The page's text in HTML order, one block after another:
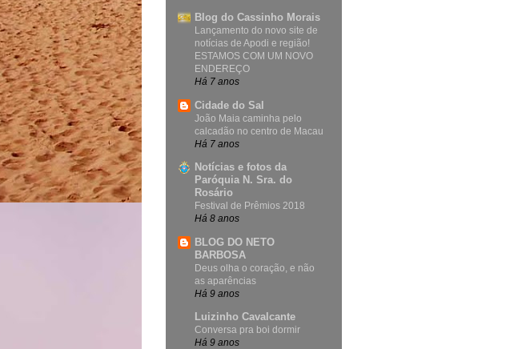
Blog do Cassinho Morais
Lançamento do novo site de
notícias de Apodi e região!
ESTAMOS COM UM NOVO
ENDEREÇO
Há 7 anos
Cidade do Sal
João Maia caminha pelo
calcadão no centro de Macau
Há 7 anos
Notícias e fotos da
Paróquia N. Sra. do
Rosário
Festival de Prêmios 2018
Há 8 anos
BLOG DO NETO
BARBOSA
Deus olha o coração, e não
as aparências
Há 9 anos
Luizinho Cavalcante
Conversa pra boi dormir
Há 9 anos